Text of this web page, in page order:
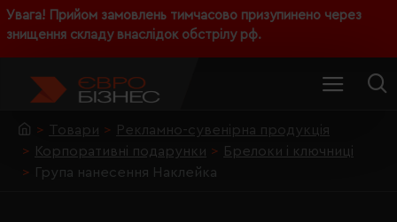
Увага! Прийом замовлень тимчасово призупинено через
знищення складу внаслідок обстрілу рф.
Товари
Рекламно-сувенірна продукція
Корпоративні подарунки
Брелоки і ключниці
Група нанесення Наклейка